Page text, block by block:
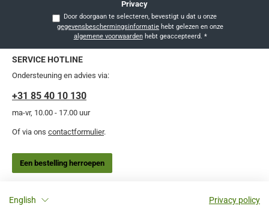
Privacy
Door doorgaan te selecteren, bevestigt u dat u onze
gegevensbeschermingsinformatie
algemene voorwaardenhebt geaccepteerd. *
SERVICE HOTLINE
Ondersteuning en advies via:
+31 85 40 10 130
ma-vr, 10.00 - 17.00 uur
Of via ons contactformulier.
Een bestelling herroepen
INFORMATIE
English Privacy policy